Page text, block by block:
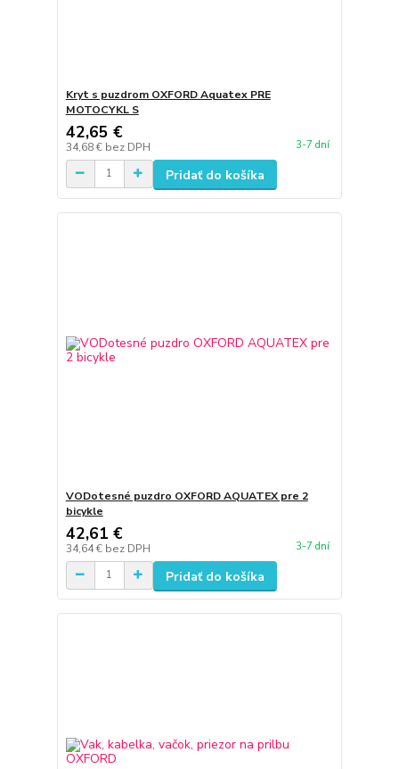
Kryt s puzdrom OXFORD Aquatex PRE
MOTOCYKL S
42,65 €
34,68 € bez DPH 3-7 dní
Pridať do košíka
VODotesné puzdro OXFORD AQUATEX pre 2
bicykle
42,61 €
34,64 € bez DPH 3-7 dní
Pridať do košíka